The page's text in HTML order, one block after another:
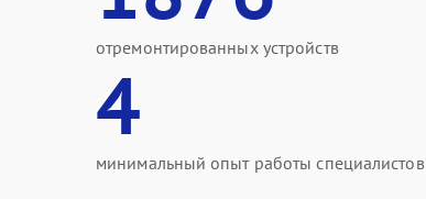
отремонтированных устройств
4
минимальный опыт работы специалистов